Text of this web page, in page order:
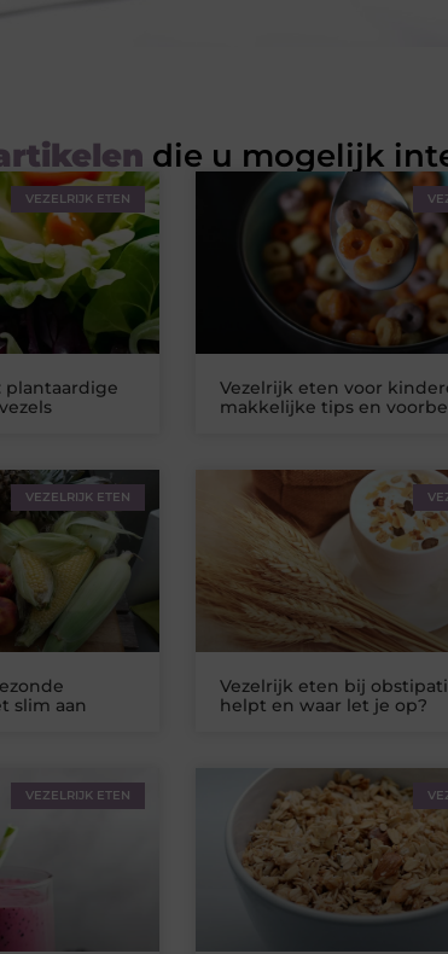
die u mogelijk
VEZELRIJK ETEN
plantaardige
Vezelrijk eten voor
makkelijke tips en
VEZELRIJK ETEN
slim aan
Vezelrijk eten bij
helpt en waar let je op?
VEZELRIJK ETEN